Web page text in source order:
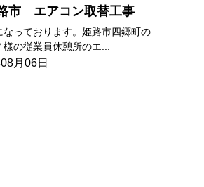
市 エアコン取替工事
なっております。姫路市四郷町の
様の従業員休憩所のエ...
月06日